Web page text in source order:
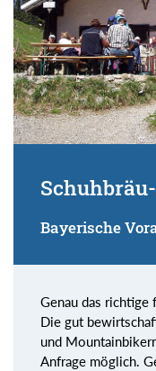
Bayerische
Genau das richtige
Die gut
und
Anfrage möglich.